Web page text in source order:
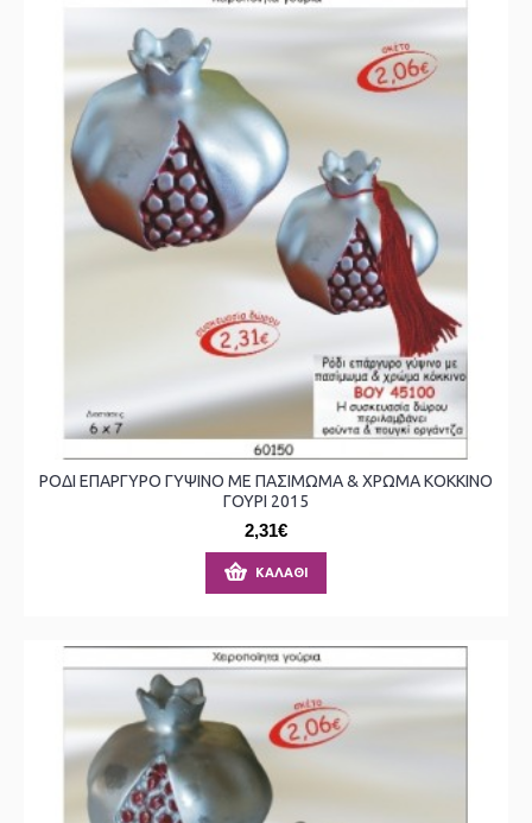
ΡΟΔΙ ΕΠΑΡΓΥΡΟ ΓΥΨΙΝΟ ΜΕ ΠΑΣΙΜΩΜΑ & ΧΡΩΜΑ ΚΟΚΚΙΝΟ
ΓΟΥΡΙ 2015
2,31€
ΚΑΛΆΘΙ